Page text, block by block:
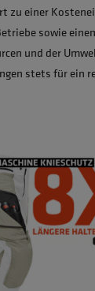
zu einer
sowie
und der
stets für ein